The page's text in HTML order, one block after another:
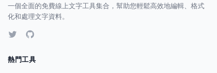
一個全面的免費線上文字工具集合，幫助您輕鬆高效地編輯、格式
化和處理文字資料。
熱門工具